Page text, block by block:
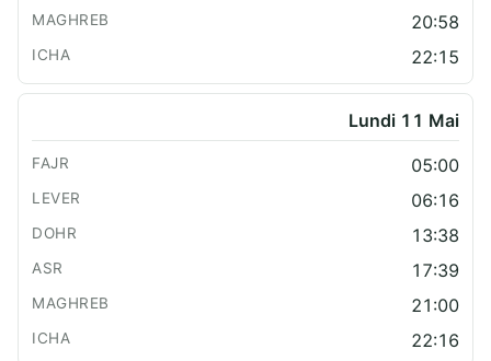
20:58
22:15
Lundi 11 Mai
05:00
06:16
13:38
17:39
21:00
22:16